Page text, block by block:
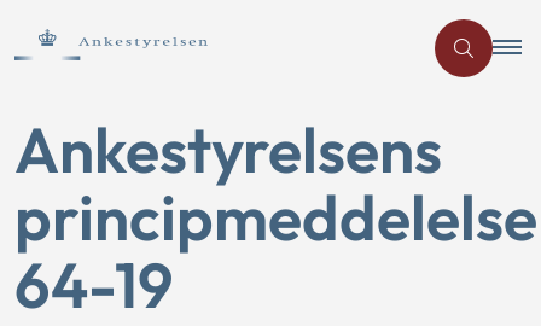
Ankestyrelsens
principmeddelelse
64-19